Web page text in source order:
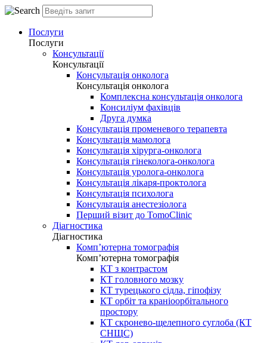
Послуги
Послуги
Консультації
Консультації
Консультація онколога
Консультація онколога
Комплексна консультація онколога
Консиліум фахівців
Друга думка
Консультація променевого терапевта
Консультація мамолога
Консультація хірурга-онколога
Консультація гінеколога-онколога
Консультація уролога-онколога
Консультація лікаря-проктолога
Консультація психолога
Консультація анестезіолога
Перший візит до TomoClinic
Діагностика
Діагностика
Комп’ютерна томографія
Комп’ютерна томографія
КТ з контрастом
КТ головного мозку
КТ турецького сідла, гіпофізу
КТ орбіт та краніоорбітального
простору
КТ скронево-щелепного суглоба (КТ
СНЩС)